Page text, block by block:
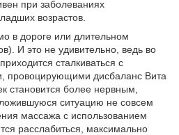
при заболеваниях
возрастов.
в дороге или длительном
И это не удивительно, ведь во
сталкиваться с
провоцирующими дисбаланс Вита
становится более нервным,
ситуацию не совсем
массажа с использованием
расслабиться, максимально